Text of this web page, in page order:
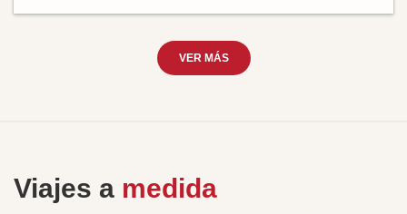
VER MÁS
Viajes a medida